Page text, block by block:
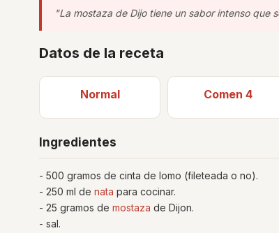
"La mostaza de Dijo tiene un sabor intenso que
Datos de la receta
Normal Comen 4
Ingredientes
- 500 gramos de cinta de lomo (fileteada o no).
- 250 ml de nata para cocinar.
- 25 gramos de mostaza de Dijon.
- sal.